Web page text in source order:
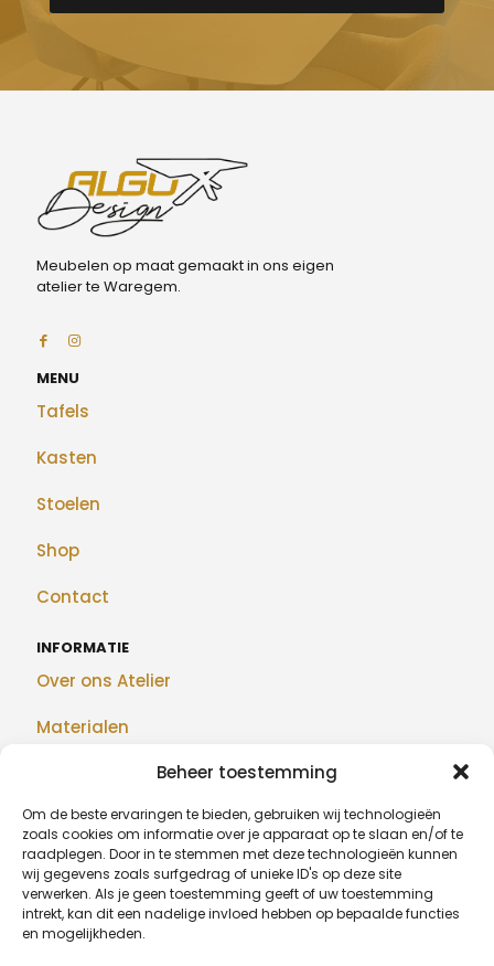
Beheer toestemming
Om de beste ervaringen te bieden, gebruiken wij technologieën
zoals cookies om informatie over je apparaat op te slaan en/of te
raadplegen. Door in te stemmen met deze technologieën kunnen
wij gegevens zoals surfgedrag of unieke ID's op deze site
verwerken. Als je geen toestemming geeft of uw toestemming
intrekt, kan dit een nadelige invloed hebben op bepaalde functies
en mogelijkheden.
Meubelen op maat gemaakt in ons eigen
atelier te Waregem.
MENU
Tafels
Kasten
Stoelen
Shop
Contact
INFORMATIE
Over ons Atelier
Materialen
Realisaties
Blog